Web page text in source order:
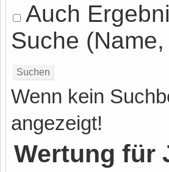
Auch
Suche
Wenn kein
angezeigt!
Wertung für